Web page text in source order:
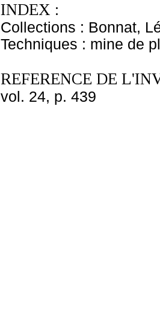
INDEX :
Collections : Bonnat,
Techniques : mine de
REFERENCE DE
vol. 24, p. 439